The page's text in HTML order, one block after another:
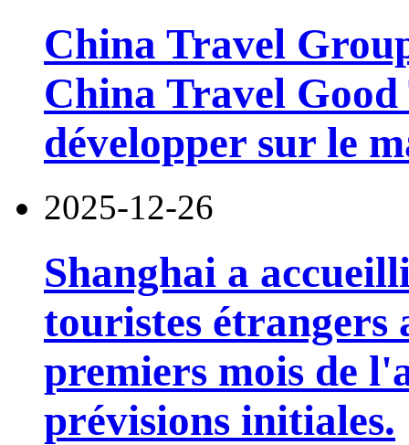
China Travel
China Travel Good
développer sur le
2025-12-26
Shanghai a
touristes étrangers
premiers mois de
prévisions initiales.